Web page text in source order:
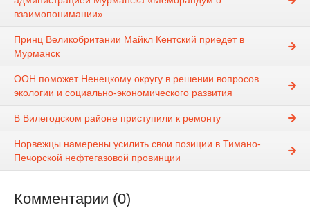
взаимопонимании»
Принц Великобритании Майкл Кентский приедет в
Мурманск
ООН поможет Ненецкому округу в решении вопросов
экологии и социально-экономического развития
В Вилегодском районе приступили к ремонту
Норвежцы намерены усилить свои позиции в Тимано-
Печорской нефтегазовой провинции
Комментарии (0)